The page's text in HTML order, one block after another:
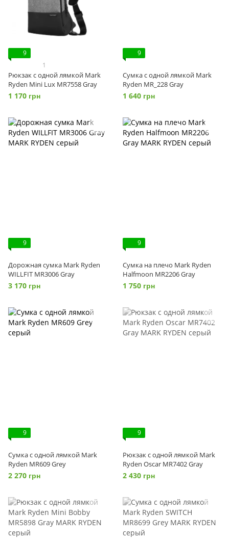
9
1
Рюкзак с одной лямкой Mark
Ryden Mini Lux MR7558 Gray
1 170 грн
9
Сумка с одной лямкой Mark
Ryden MR_228 Gray
1 640 грн
9
Дорожная сумка Mark Ryden
WILLFIT MR3006 Gray
3 170 грн
9
Сумка на плечо Mark Ryden
Halfmoon MR2206 Gray
1 750 грн
9
Сумка с одной лямкой Mark
Ryden MR609 Grey
2 270 грн
9
Рюкзак с одной лямкой Mark
Ryden Oscar MR7402 Gray
2 430 грн